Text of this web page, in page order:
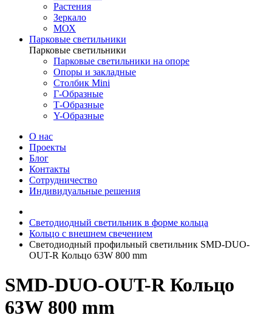
Растения
Зеркало
МОХ
Парковые светильники
Парковые светильники
Парковые светильники на опоре
Опоры и закладные
Столбик Mini
Г-Образные
Т-Образные
Y-Образные
О нас
Проекты
Блог
Контакты
Сотрудничество
Индивидуальные решения
Светодиодный светильник в форме кольца
Кольцо с внешнем свечением
Светодиодный профильный светильник SMD-DUO-
OUT-R Кольцо 63W 800 mm
SMD-DUO-OUT-R Кольцо
63W 800 mm